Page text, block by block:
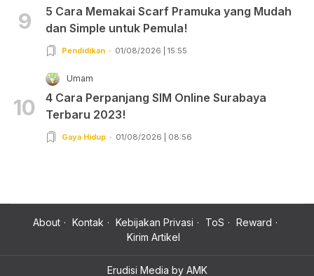
9
5 Cara Memakai Scarf Pramuka yang Mudah
dan Simple untuk Pemula!
Pendidikan 01/08/2026 | 15:55
10
Umam
4 Cara Perpanjang SIM Online Surabaya
Terbaru 2023!
Gaya Hidup 01/08/2026 | 08:56
About Kontak Kebijakan Privasi ToS
Reward
Kirim Artikel
Erudisi Media by AMK